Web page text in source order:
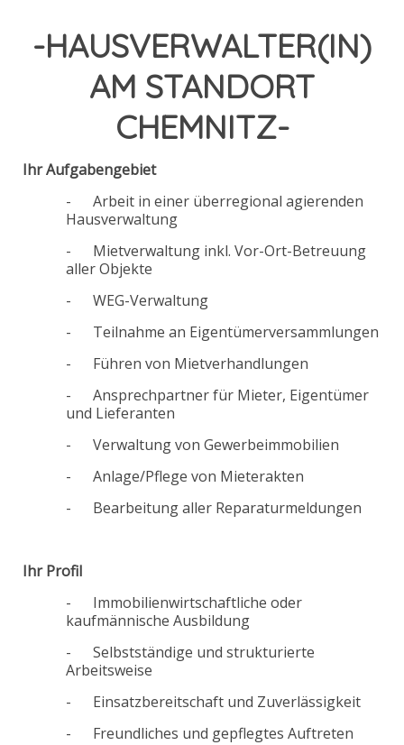
-HAUSVERWALTER(IN)
AM STANDORT
CHEMNITZ-
Ihr Aufgabengebiet
- Arbeit in einer überregional agierenden
Hausverwaltung
- Mietverwaltung inkl. Vor-Ort-Betreuung
aller Objekte
- WEG-Verwaltung
- Teilnahme an Eigentümerversammlungen
- Führen von Mietverhandlungen
- Ansprechpartner für Mieter, Eigentümer
und Lieferanten
- Verwaltung von Gewerbeimmobilien
- Anlage/Pflege von Mieterakten
- Bearbeitung aller Reparaturmeldungen
Ihr Profil
- Immobilienwirtschaftliche oder
kaufmännische Ausbildung
- Selbstständige und strukturierte
Arbeitsweise
- Einsatzbereitschaft und Zuverlässigkeit
- Freundliches und gepflegtes Auftreten